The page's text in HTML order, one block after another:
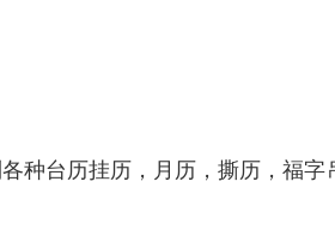
种台历挂历，月历，撕历，福